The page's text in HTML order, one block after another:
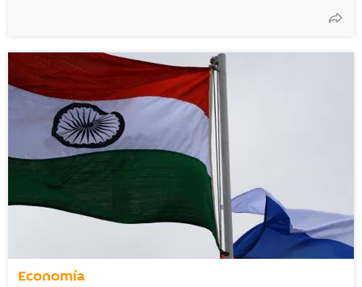
Economía